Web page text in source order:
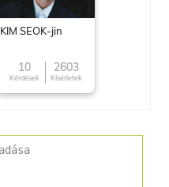
KIM SEOK-jin
10
Kérdések
2603
Kísérletek